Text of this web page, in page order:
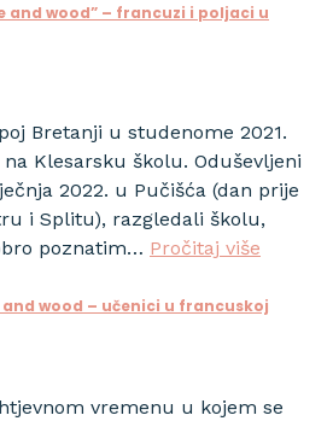
and wood” – francuzi i poljaci u
Bretanji u studenome 2021.
Klesarsku školu. Oduševljeni
2022. u Pučišća (dan prije
i Splitu), razgledali školu,
poznatim… Pročitaj više
wood – učenici u francuskoj
vremenu u kojem se